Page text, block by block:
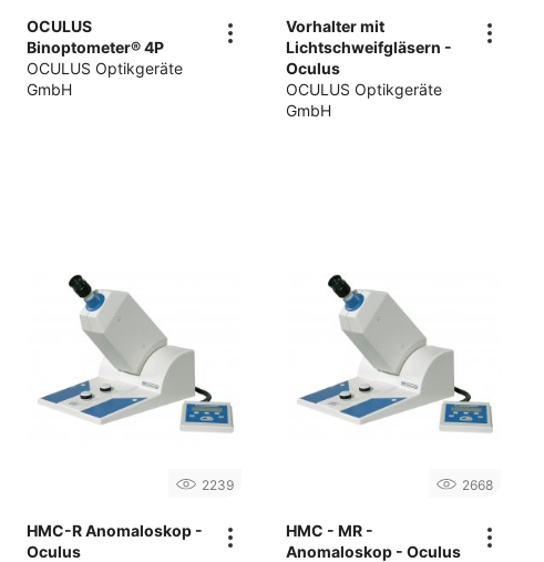
OCULUS
Binoptometer® 4P
OCULUS Optikgeräte
GmbH
Vorhalter mit
Lichtschweifgläsern -
Oculus
OCULUS Optikgeräte
GmbH
2239
HMC-R Anomaloskop -
Oculus
2668
HMC - MR -
Anomaloskop - Oculus